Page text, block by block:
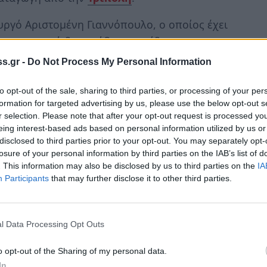
- Do Not Process My Personal Information
opt-out of the sale, sharing to third parties, or processing of your
for targeted advertising by us, please use the below opt-out
selection. Please note that after your opt-out request is processed
interest-based ads based on personal information utilized by us
to third parties prior to your opt-out. You may separately
of your personal information by third parties on the IAB’s list of
This information may also be disclosed by us to third parties on the
Participants that may further disclose it to other third parties.
Data Processing Opt Outs
opt-out of the Sharing of my personal data.
Αριστομένη Γιαννόπουλο, ο οποίος έχει
φυσικά δεν κρύβει και η ίδια.
έχει κάνει φοβερή δουλειά και το
όμως, που όσο να είναι υπάρχουν
διαθέτει πραγματικά ένα
πριν τις πλαστικές